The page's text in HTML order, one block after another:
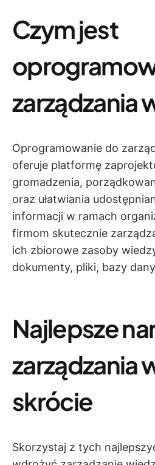
Czym jest
zarządzania
Oprogramowanie do
oferuje platformę
gromadzenia,
oraz ułatwiania
informacji w ramach
firmom skutecznie
ich zbiorowe zasoby
dokumenty, pliki, bazy
Najlepsze
zarządzania
skrócie
Skorzystaj z tych